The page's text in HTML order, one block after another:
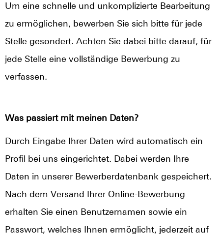
Um eine schnelle und unkomplizierte Bearbeitung
zu ermöglichen, bewerben Sie sich bitte für jede
Stelle gesondert. Achten Sie dabei bitte darauf, für
jede Stelle eine vollständige Bewerbung zu
verfassen.
Was passiert mit meinen Daten?
Durch Eingabe Ihrer Daten wird automatisch ein
Profil bei uns eingerichtet. Dabei werden Ihre
Daten in unserer Bewerberdatenbank gespeichert.
Nach dem Versand Ihrer Online-Bewerbung
erhalten Sie einen Benutzernamen sowie ein
Passwort, welches Ihnen ermöglicht, jederzeit auf